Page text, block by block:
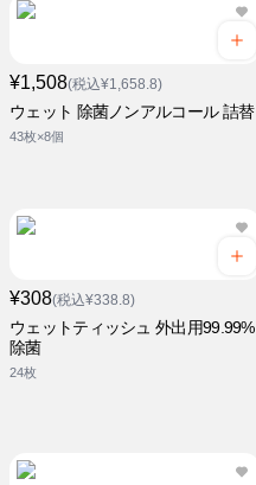
¥1,508(税込¥1,658.8)
ウェット 除菌ノンアルコール 詰替
43枚×8個
¥308(税込¥338.8)
ウェットティッシュ 外出用99.99%
除菌
24枚